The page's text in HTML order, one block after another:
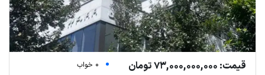
قیمت: 73,000,000,000 تومان
0 خواب